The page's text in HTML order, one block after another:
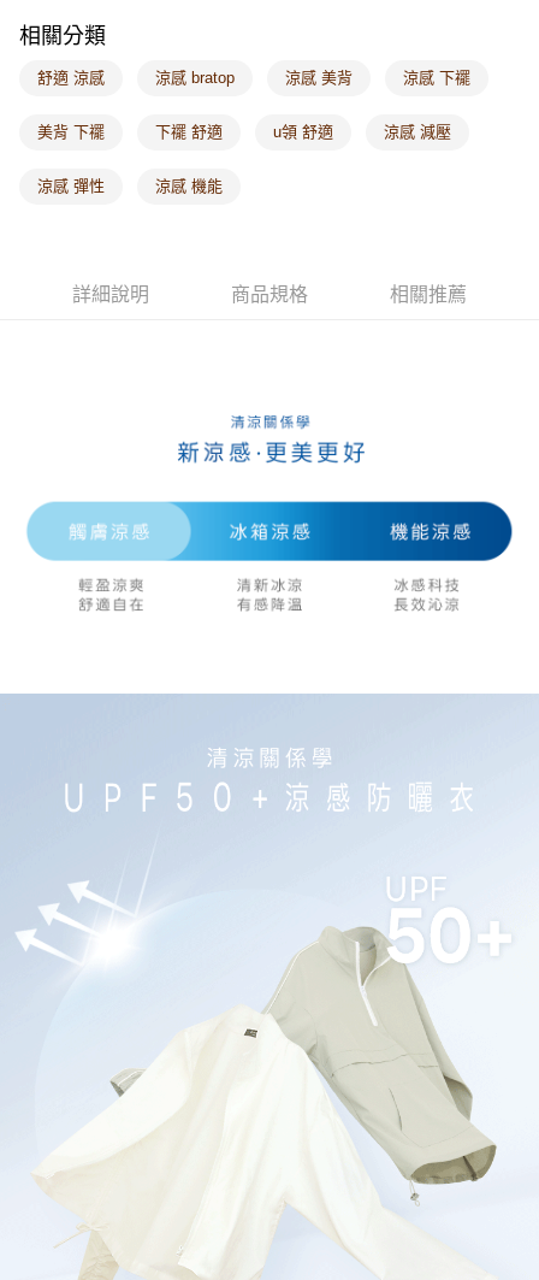
相關分類
舒適 涼感 涼感 bratop 涼感 美背 涼感 下襬
美背 下襬 下襬 舒適 u領 舒適 涼感 減壓
涼感 彈性 涼感 機能
詳細說明 商品規格 相關推薦